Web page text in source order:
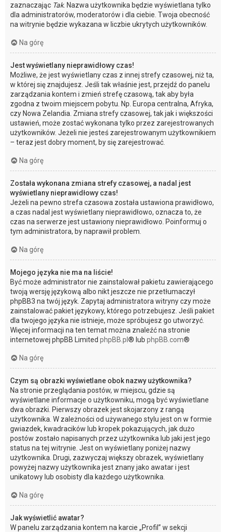
zaznaczając Tak. Nazwa użytkownika będzie wyświetlana tylko
dla administratorów, moderatorów i dla ciebie. Twoja obecność
na witrynie będzie wykazana w liczbie ukrytych użytkowników.
Na górę
Jest wyświetlany nieprawidłowy czas!
Możliwe, że jest wyświetlany czas z innej strefy czasowej, niż ta,
w której się znajdujesz. Jeśli tak właśnie jest, przejdź do panelu
zarządzania kontem i zmień strefę czasową, tak aby była
zgodna z twoim miejscem pobytu. Np. Europa centralna, Afryka,
czy Nowa Zelandia. Zmiana strefy czasowej, tak jak i większości
ustawień, może zostać wykonana tylko przez zarejestrowanych
użytkowników. Jeżeli nie jesteś zarejestrowanym użytkownikiem
– teraz jest dobry moment, by się zarejestrować.
Na górę
Została wykonana zmiana strefy czasowej, a nadal jest
wyświetlany nieprawidłowy czas!
Jeżeli na pewno strefa czasowa została ustawiona prawidłowo,
a czas nadal jest wyświetlany nieprawidłowo, oznacza to, że
czas na serwerze jest ustawiony nieprawidłowo. Poinformuj o
tym administratora, by naprawił problem.
Na górę
Mojego języka nie ma na liście!
Być może administrator nie zainstalował pakietu zawierającego
twoją wersję językową albo nikt jeszcze nie przetłumaczył
phpBB3 na twój język. Zapytaj administratora witryny czy może
zainstalować pakiet językowy, którego potrzebujesz. Jeśli pakiet
dla twojego języka nie istnieje, może spróbujesz go utworzyć.
Więcej informacji na ten temat można znaleźć na stronie
internetowej phpBB Limited phpBB.pl ® lub phpBB.com®
Na górę
Czym są obrazki wyświetlane obok nazwy użytkownika?
Na stronie przeglądania postów, w miejscu, gdzie są
wyświetlane informacje o użytkowniku, mogą być wyświetlane
dwa obrazki. Pierwszy obrazek jest skojarzony z rangą
użytkownika. W zależności od używanego stylu jest on w formie
gwiazdek, kwadracików lub kropek pokazujących, jak dużo
postów zostało napisanych przez użytkownika lub jaki jest jego
status na tej witrynie. Jest on wyświetlany poniżej nazwy
użytkownika. Drugi, zazwyczaj większy obrazek, wyświetlany
powyżej nazwy użytkownika jest znany jako awatar i jest
unikatowy lub osobisty dla każdego użytkownika.
Na górę
Jak wyświetlić awatar?
W panelu zarządzania kontem na karcie „Profil” w sekcji